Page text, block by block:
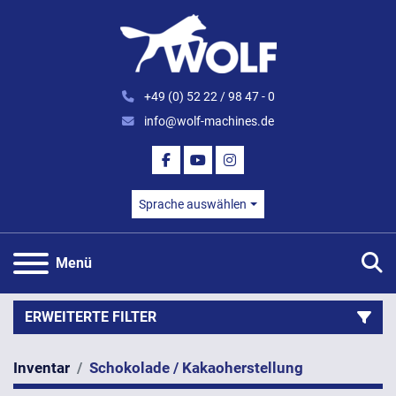
+49 (0) 52 22 / 98 47 - 0
info@wolf-machines.de
FACEBOOK
YOUTUBEINSTAGRAM
Sprache auswählen
Menü
ERWEITERTE FILTER
Kategorie
Inventar Schokolade / Kakaoherstellung